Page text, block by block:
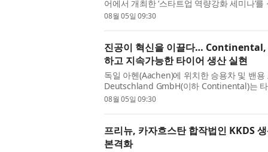
어에서 개최한 ‘스타트업 역량강화 세미나’
예비·초기 창업자의 사업계획서 작성 ...
08월 05일 09:30
진공이 혁신을 이끌다… Continental,
하고 지속가능한 타이어 생산 실현
독일 아헨(Aachen)에 위치한 승용차 및 밴
Deutschland GmbH(이하 Continental)는
Cutting Machine)의 핸들링 작업에 Busch
08월 05일 09:30
프리뉴, 카자흐스탄 합작법인 KKDS
본격화